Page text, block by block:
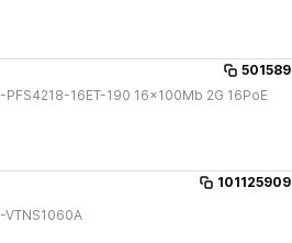
501589
16ET-190 16x100Mb 2G 16PoE
101125909